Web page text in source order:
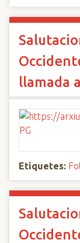
llamada
Etiquetes: